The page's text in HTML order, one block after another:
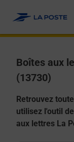
Boîtes aux
(13730)
Retrouvez
utilisez l'outil
aux lettres La